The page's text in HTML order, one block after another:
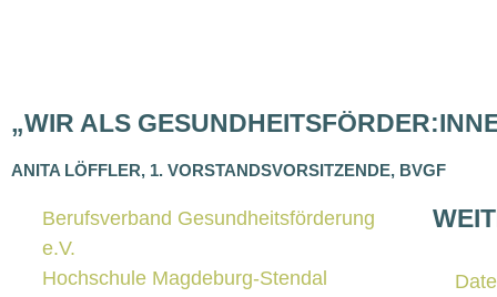
„WIR ALS
ANI­TA LÖFF­LER, 1. VOR­STANDS­VOR­SIT­ZEN­DE, BVGF
Berufsverband Gesundheitsförderung
e.V.
Hochschule Magdeburg-Stendal